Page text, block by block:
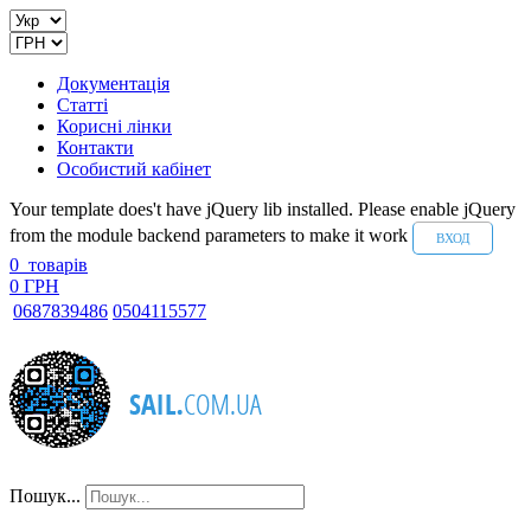
Документація
Статті
Корисні лінки
Контакти
Особистий кабінет
Your template does't have jQuery lib installed. Please enable jQuery
from the module backend parameters to make it work
ВХОД
0 товарів
0 ГРН
0687839486 0504115577
Пошук...